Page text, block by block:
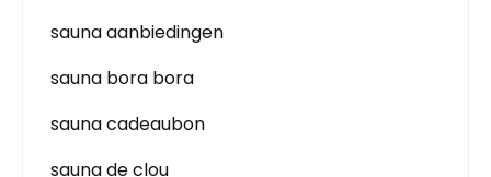
sauna aanbiedingen
sauna bora bora
sauna cadeaubon
sauna de clou